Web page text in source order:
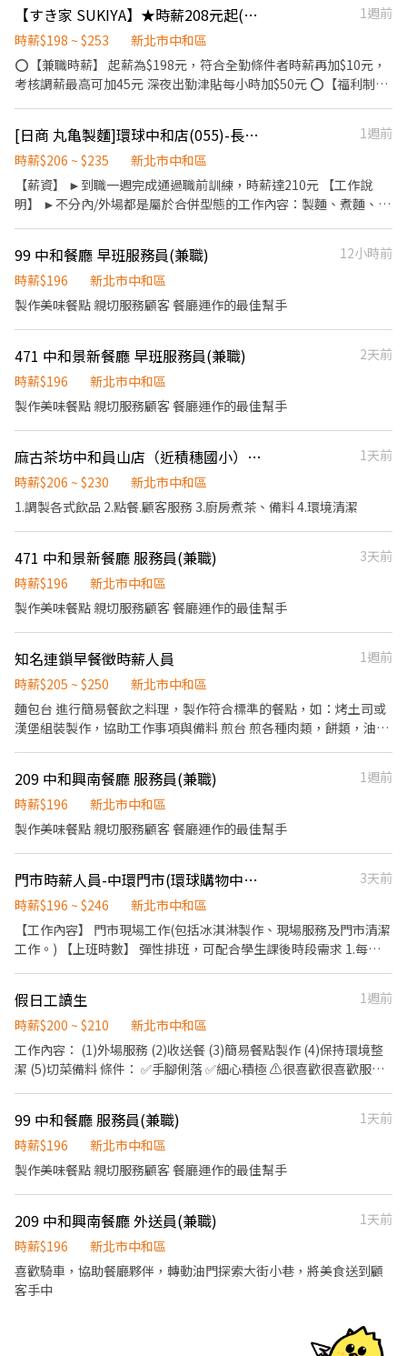
清理環境，提供客人親切熱情的服務。 想找穩定工作，對早餐店工
作有熱忱 服務態度親切 喜愛與人群相處 反應快 工作心態積極 有經
驗佳，無經驗也可 有早餐店與餐飲業相關經驗者佳 但需具備抗壓性
及願意學習心態 長期雇用，短期勿試，採排班制 可短時數，也歡迎
送基本履歷或攜帶紙本履歷
【すき家 SUKIYA】★時薪208元起(含全勤)★中和連城店
1週前
時薪$198 ~ $253
新北市中和區
⭕【兼職時薪】 起薪為$198元，符合全勤條件者時薪再加$10元，
考核調薪最高可加45元 深夜出勤津貼每小時加$50元 ⭕【福利制
健檢 ★勞保、健保，6％勞退提撥 ⭕【工作說明】 《內場》:餐點製
作、食材備料、進貨盤點 《外場》:接待服務顧客、收銀結帳、環境
整潔 ★開朗活潑有笑容 ★ＳＯＰ專業流程 ★無經驗可 ★提供完善
職前教育訓練 ⭕【經營理念】 我們是日本第一的速食連鎖ZENSHO
集團，我們的理念是"消滅世界的飢餓和貧困"，目標是成為全球第
現作提供美味可口的日本國民美食-牛丼/咖哩，並以舒適衛生的用
餐環境、熱情用心的服務態度、平實親民的誠懇價格，強調食品安
全，顧客安心。不論是單獨一人、與家人一起、朋友一起，皆可享
受用餐的樂趣。
[日商 丸亀製麵]環球中和店(055)-長期兼職人員/廚房助手/工讀生/彈性排班
1週前
時薪$206 ~ $235
新北市中和區
【薪資】 ►到職一週完成通過職前訓練，時薪達210元 【工作說
明】 ►不分內/外場都是屬於合併型態的工作內容：製麵、煮麵、製
時請於主管確認排班時間） 【薪資福利】 1. 提供員工餐 2. 國定假日
雙倍薪 3. 提供優秀同仁績效獎金 4. 久任獎金 5. 生日禮卷 6. 滿年資
享特休假 7.福委會福利補助 ★★多項福利歡迎您加入我們★★ 總是
99 中和餐廳 早班服務員(兼職)
12小時前
時薪$196
新北市中和區
製作美味餐點 親切服務顧客 餐廳運作的最佳幫手
471 中和景新餐廳 早班服務員(兼職)
2天前
時薪$196
新北市中和區
製作美味餐點 親切服務顧客 餐廳運作的最佳幫手
麻古茶坊中和員山店（近積穗國小）-早班計時人員
1天前
時薪$206 ~ $230
新北市中和區
1.調製各式飲品 2.點餐.顧客服務 3.廚房煮茶、備料 4.環境清潔
471 中和景新餐廳 服務員(兼職)
3天前
時薪$196
新北市中和區
製作美味餐點 親切服務顧客 餐廳運作的最佳幫手
知名連鎖早餐徵時薪人員
1週前
時薪$205 ~ $250
新北市中和區
麵包台 進行簡易餐飲之料理，製作符合標準的餐點，如：烤土司或
漢堡組裝製作，協助工作事項與備料 煎台 煎各種肉類，餅類，油炸
清理環境，提供客人親切熱情的服務。 想找穩定工作，對早餐店工
作有熱忱 服務態度親切 喜愛與人群相處 反應快 工作心態積極 有經
驗佳，無經驗也可 有早餐店與餐飲業相關經驗者佳 但需具備抗壓性
14:00～15:00前親洽 電洽預約面試 02-2221-1687。 於小雞上工傳
送基本履歷或攜帶紙本履歷
209 中和興南餐廳 服務員(兼職)
1週前
時薪$196
新北市中和區
製作美味餐點 親切服務顧客 餐廳運作的最佳幫手
門市時薪人員-中環門市(環球購物中心中和店)
3天前
時薪$196 ~ $246
新北市中和區
【工作內容】 門市現場工作(包括冰淇淋製作、現場服務及門市清潔
工作。) 【上班時數】 彈性排班，可配合學生課後時段需求 1.每週
學習訓練，來創造顧客無與倫比的冰淇淋體驗 1.新進學習訓練(教室
課程/實作課程訓練) 2.晉升訓練(時薪娛樂經理培訓課程) 【福利】
我們會依公司的經營成果，規劃員工福利讓夥伴和公司一起成長 1.
保險制度：勞保、健保、團保(意外險)、職災保險、退休金提撥6%
2.休假制度：特休假、育嬰假、陪產假、家庭照顧假、生理假等等
用冰淇淋、員工折扣、生日福利、三節禮金(品)、福委會福利
假日工讀生
1週前
時薪$200 ~ $210
新北市中和區
工作內容： (1)外場服務 (2)收送餐 (3)簡易餐點製作 (4)保持環境整
潔 (5)切菜備料 條件： ✅手腳俐落 ✅細心積極 ⚠️很喜歡很喜歡服務
99 中和餐廳 服務員(兼職)
1天前
時薪$196
新北市中和區
製作美味餐點 親切服務顧客 餐廳運作的最佳幫手
209 中和興南餐廳 外送員(兼職)
1天前
時薪$196
新北市中和區
喜歡騎車，協助餐廳夥伴，轉動油門探索大街小巷，將美食送到顧
客手中